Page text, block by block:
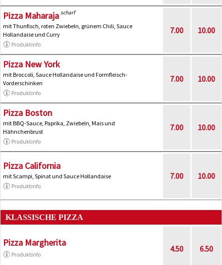
Pizza Maharaja scharf
mit Thunfisch, roten Zwiebeln, grünem Chili, Sauce
Hollandaise und Curry
Produktinfo
7.00 10.00
Pizza New York
mit Broccoli, Sauce Hollandaise und Formfleisch-
Vorderschinken
Produktinfo
7.00 10.00
Pizza Boston
mit BBQ-Sauce, Paprika, Zwiebeln, Mais und
Hähnchenbrust
Produktinfo
7.00 10.00
Pizza California
mit Scampi, Spinat und Sauce Hollandaise
Produktinfo
7.00 10.00
KLASSISCHE PIZZA
Pizza Margherita
Produktinfo
4.50 6.50